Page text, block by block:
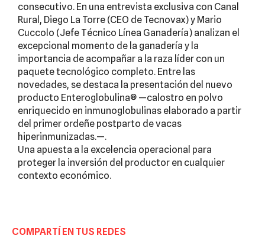
consecutivo. En una entrevista exclusiva con Canal
Rural, Diego La Torre (CEO de Tecnovax) y Mario
Cuccolo (Jefe Técnico Línea Ganadería) analizan el
excepcional momento de la ganadería y la
importancia de acompañar a la raza líder con un
paquete tecnológico completo. Entre las
novedades, se destaca la presentación del nuevo
producto Enteroglobulina® —calostro en polvo
enriquecido en inmunoglobulinas elaborado a partir
del primer ordeñe postparto de vacas
hiperinmunizadas.—.
Una apuesta a la excelencia operacional para
proteger la inversión del productor en cualquier
contexto económico.
COMPARTÍ EN TUS REDES